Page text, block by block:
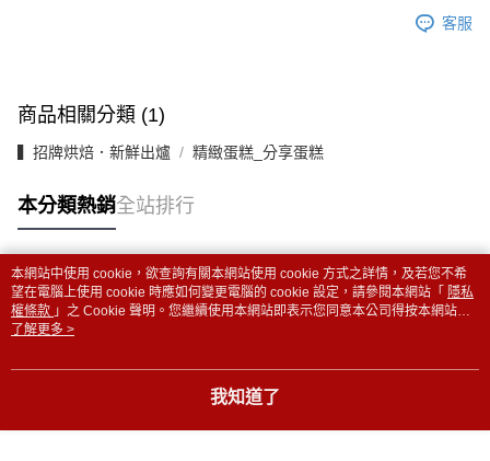
客服
商品相關分類 (1)
▍招牌烘焙．新鮮出爐 精緻蛋糕_分享蛋糕
本分類熱銷全站排行
熱門標籤
本網站中使用 cookie，欲查詢有關本網站使用 cookie 方式之詳情，及若您不希
望在電腦上使用 cookie 時應如何變更電腦的 cookie 設定，請參閱本網站「 隱私
權條款 」之 Cookie 聲明。您繼續使用本網站即表示您同意本公司得按本網站使
用條款之 Cookie 聲明使用 cookie。
了解更多 >
我知道了